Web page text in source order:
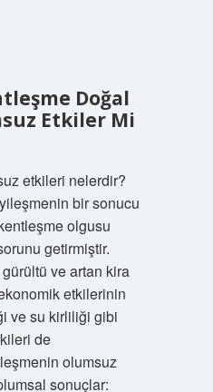
Doğal
Etkiler Mi
etkileri nelerdir?
bir sonucu
olgusu
getirmiştir.
ve artan kira
etkilerinin
ve su kirliliği gibi
de
olumsuz
sonuçlar: